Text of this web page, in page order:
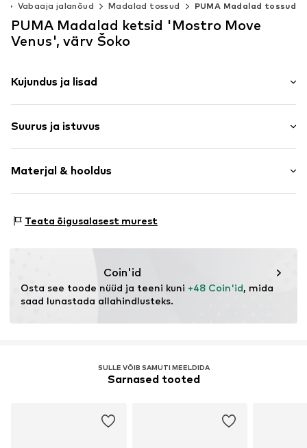
Vabaaja jalanõud Madalad tossud PUMA Madalad tossud
PUMA Madalad ketsid 'Mostro Move
Venus', värv Šoko
Kujundus ja lisad
Nahk
Ümar nina
Elastsed täidised
Libisemisvastane
PUMcjod001000001
Suurus ja istuvus
Materjal & hooldus
Vooder ja sisetald: Tekstiil
Päritoluriik: Kambodža
Teata õigusalasest murest
Coin'id
Osta see toode nüüd ja teeni kuni +48 Coin'id, mida
saad lunastada allahindlusteks.
SULLE VÕIB SAMUTI MEELDIDA
Sarnased tooted